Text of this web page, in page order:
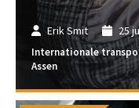
Erik Smit 25
Internationale
Assen